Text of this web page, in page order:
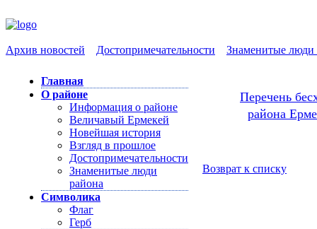
Архив новостей Достопримечательности Знаменитые люди
Главная
О районе
Информация о районе
Величавый Ермекей
Новейшая история
Взгляд в прошлое
Достопримечательности
Знаменитые люди
района
Символика
Флаг
Герб
Перечень
района
Возврат к списку